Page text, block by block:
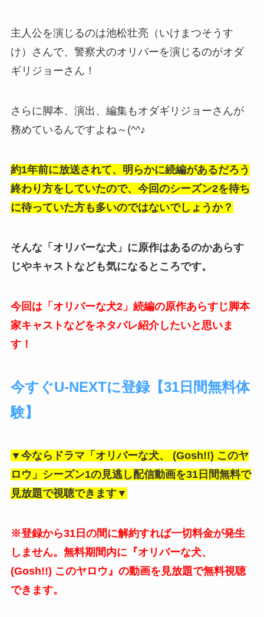
主人公を演じるのは池松壮亮（いけまつそうす
け）さんで、警察犬のオリバーを演じるのがオダ
ギリジョーさん！
さらに脚本、演出、編集もオダギリジョーさんが
務めているんですよね～(^^♪
約1年前に放送されて、明らかに続編があるだろう
終わり方をしていたので、今回のシーズン2を待ち
に待っていた方も多いのではないでしょうか？
そんな「オリバーな犬」に原作はあるのかあらす
じやキャストなども気になるところです。
今回は「オリバーな犬2」続編の原作あらすじ脚本
家キャストなどをネタバレ紹介したいと思いま
す！
今すぐU-NEXTに登録【31日間無料体
験】
▼今ならドラマ「オリバーな犬、 (Gosh!!) このヤ
ロウ」シーズン1の見逃し配信動画を31日間無料で
見放題で視聴できます▼
※登録から31日の間に解約すれば一切料金が発生
しません。無料期間内に『オリバーな犬、
(Gosh!!) このヤロウ』の動画を見放題で無料視聴
できます。